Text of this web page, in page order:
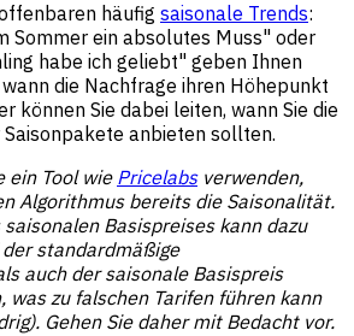
häufig saisonale Trends:
Sommer ein absolutes Muss" oder
habe ich geliebt" geben Ihnen
die Nachfrage ihren Höhepunkt
können Sie dabei leiten, wann Sie die
anbieten sollten.
ein Tool wie Pricelabsverwenden,
Algorithmus bereits die Saisonalität.
Basispreises kann dazu
standardmäßige
auch der saisonale Basispreis
was zu falschen Tarifen führen kann
Gehen Sie daher mit Bedacht vor.